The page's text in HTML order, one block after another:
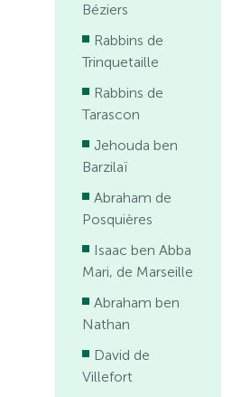
Béziers
Rabbins de
Trinquetaille
Rabbins de
Tarascon
Jehouda ben
Barzilaï
Abraham de
Posquières
Isaac ben Abba
Mari, de Marseille
Abraham ben
Nathan
David de
Villefort